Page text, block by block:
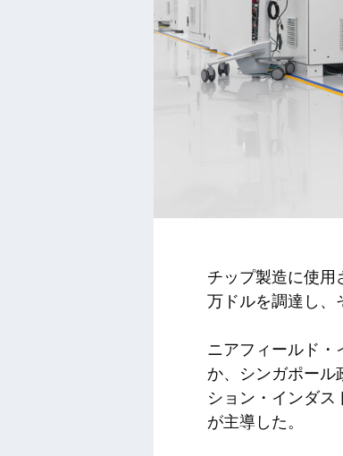
チップ製造に使
万ドルを調達し、
ニアフィールド
か、シンガポール
ション・インダ
が主導した。